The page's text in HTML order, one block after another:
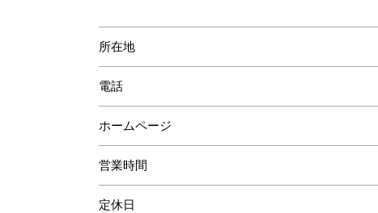
所在地
電話
ホームページ
営業時間
定休日